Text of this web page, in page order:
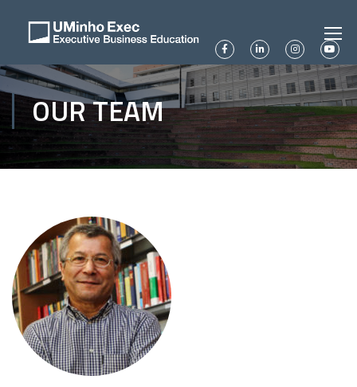
OUR TEAM